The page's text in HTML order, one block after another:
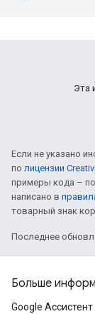
Эта
Если не указано
по лицензии
примеры кода – по
написано в
товарный знак
Последнее
Больше
Google Ассистент